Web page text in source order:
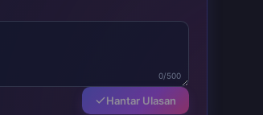
0/500
Hantar Ulasan